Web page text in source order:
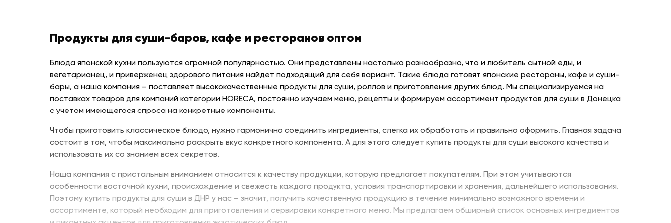
Продукты для суши-баров, кафе и ресторанов оптом
Блюда японской кухни пользуются огромной популярностью. Они представлены настолько разнообразно, что и любитель сытной еды, и
вегетарианец, и приверженец здорового питания найдет подходящий для себя вариант. Такие блюда готовят японские рестораны, кафе и суши-
бары, а наша компания – поставляет высококачественные продукты для суши, роллов и приготовления других блюд. Мы специализируемся на
поставках товаров для компаний категории HORECA, постоянно изучаем меню, рецепты и формируем ассортимент продуктов для суши в Донецка
с учетом имеющегося спроса на конкретные компоненты.
Чтобы приготовить классическое блюдо, нужно гармонично соединить ингредиенты, слегка их обработать и правильно оформить. Главная задача
состоит в том, чтобы максимально раскрыть вкус конкретного компонента. А для этого следует купить продукты для суши высокого качества и
использовать их со знанием всех секретов.
Наша компания с пристальным вниманием относится к качеству продукции, которую предлагает покупателям. При этом учитываются
особенности восточной кухни, происхождение и свежесть каждого продукта, условия транспортировки и хранения, дальнейшего использования.
Поэтому купить продукты для суши в ДНР у нас – значит, получить качественную продукцию в течение минимально возможного времени и
ассортименте, который необходим для приготовления и сервировки конкретного меню. Мы предлагаем обширный список основных ингредиентов